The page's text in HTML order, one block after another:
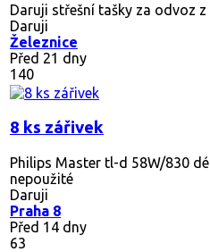
Daruji střešní tašky za odvoz
Daruji
Železnice
Před 21 dny
140
8 ks zářivek
Philips Master tl-d 58W/830
nepoužité
Daruji
Praha 8
Před 14 dny
63